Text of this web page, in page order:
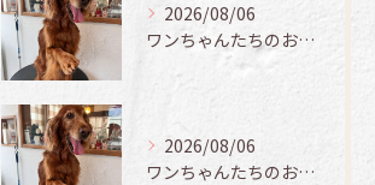
2026/08/06
ワンちゃんたちのお手入れ日記🐶✨
2026/08/06
ワンちゃんたちのお手入れ日記🐶✨